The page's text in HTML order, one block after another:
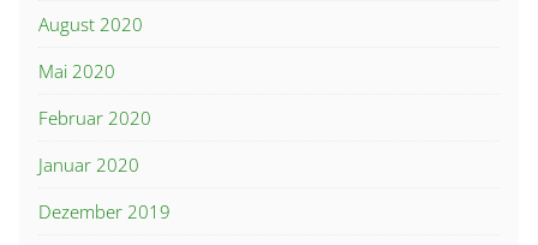
August 2020
Mai 2020
Februar 2020
Januar 2020
Dezember 2019